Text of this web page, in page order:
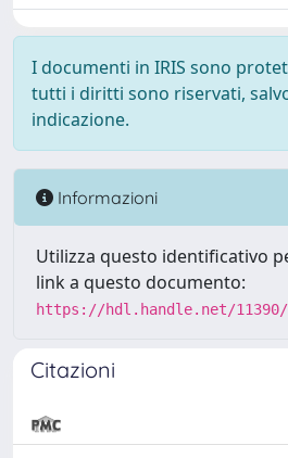
I documenti in IRIS sono
tutti i diritti sono riservati,
indicazione.
Informazioni
Utilizza questo identificativo
link a questo documento:
https://hdl.handle.net/11390/
Citazioni